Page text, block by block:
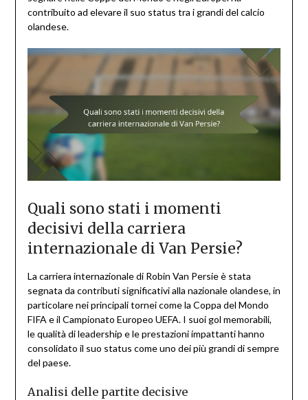
contribuito ad elevare il suo status tra i grandi del calcio
olandese.
Quali sono stati i momenti
decisivi della carriera
internazionale di Van Persie?
La carriera internazionale di Robin Van Persie è stata
segnata da contributi significativi alla nazionale olandese, in
particolare nei principali tornei come la Coppa del Mondo
FIFA e il Campionato Europeo UEFA. I suoi gol memorabili,
le qualità di leadership e le prestazioni impattanti hanno
consolidato il suo status come uno dei più grandi di sempre
del paese.
Analisi delle partite decisive